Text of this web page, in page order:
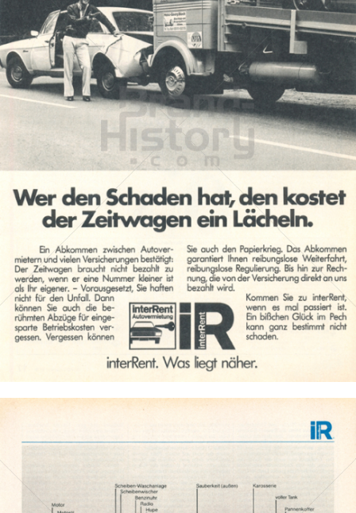
interRent interRent Immobilien GmbH 1975